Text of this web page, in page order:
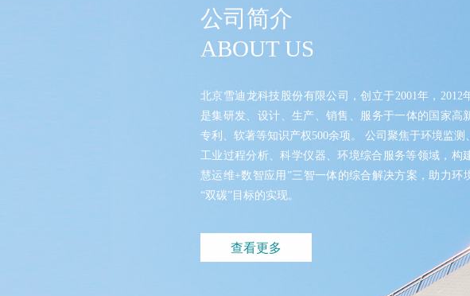
雪迪龙高温气体在线监测系统入选“北京市
雪迪龙携手多方推进半导体检测技术自主可控
2025年科学技术年会盛大召开 雪迪龙分享“
雪迪龙研发成果荣获环境技术进步一等奖
雪迪龙入选“北京民营企业专精特新百强”
2025中国化工园区发展大会召开 雪迪龙双
雪迪龙亮相第五届环境监测与预警技术研讨
雪迪龙亮相水泥超低排放推进会 智慧监测方
国产质谱新突破！雪迪龙首台飞行时间二次
雪迪龙两项技术装备入围工信部重大环保技
空气质量新标准实施，雪迪龙助力各地持续
雪迪龙颗粒物全流程校验系统入选“北京市
关于邀请第三方环境检测机构出席合作框架
雪迪龙“CCER项目碳计量专用智能数据管理
雪迪龙航运碳监管数智化解决方案 助力航运
公司简介
ABOUT US
北京雪迪龙科技股份有限公司，创立于2001年，2012
是集研发、设计、生产、销售、服务于一体的国家高
专利、软著等知识产权500余项。 公司聚焦于环境监测、碳监测碳计量、
工业过程分析、科学仪器、环境综合服务等领域，构
慧运维+数智应用”三智一体的综合解决方案，助力环
“双碳”目标的实现。
查看更多